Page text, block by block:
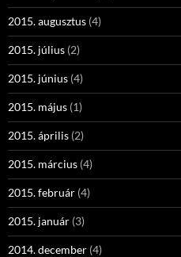
2015. augusztus (4)
2015. július (2)
2015. június (4)
2015. május (1)
2015. április (2)
2015. március (4)
2015. február (4)
2015. január (3)
2014. december (4)